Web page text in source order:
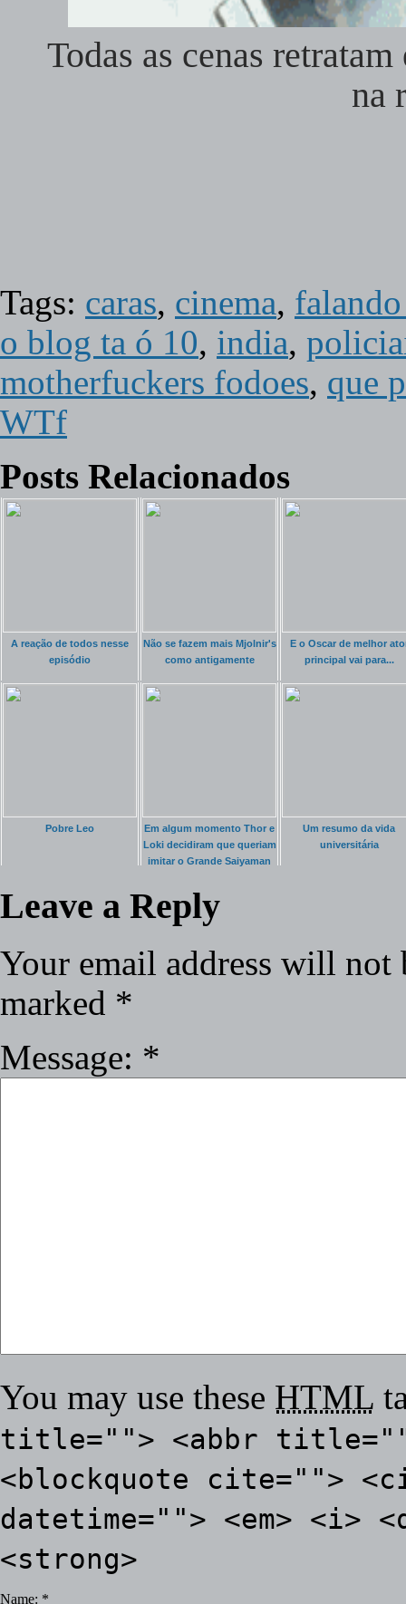
Todas as cenas
na
Tags: caras, cinema,
o blog ta ó 10, india,
motherfuckers fodoes, que
WTf
Posts Relacionados
A reação de todos nesse
episódio
Não se fazem mais Mjolnir's
como antigamente
E o Oscar de melhor
principal vai para...
Pobre Leo
Em algum momento Thor e
Loki decidiram que queriam
imitar o Grande Saiyaman
Um resumo da vida
universitária
Leave a Reply
Your email address will not
marked *
Message: *
You may use these HTML
title=""> <abbr
<blockquote cite="">
datetime=""> <em> <i>
<strong>
Name: *